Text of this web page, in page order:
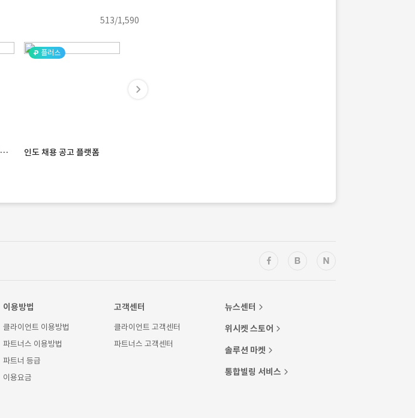
513/1,590
국경없는 의사회 사회응원 카드 이벤트
플러스
인도 채용 공고 플랫폼
이용방법
클라이언트 이용방법
파트너스 이용방법
파트너 등급
이용요금
고객센터
클라이언트 고객센터
파트너스 고객센터
뉴스센터
위시켓 스토어
솔루션 마켓
통합빌링 서비스